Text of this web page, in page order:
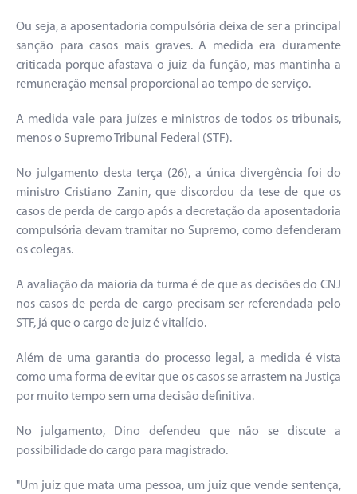
Ou seja, a aposentadoria compulsória deixa de ser a principal
sanção para casos mais graves. A medida era duramente
criticada porque afastava o juiz da função, mas mantinha a
remuneração mensal proporcional ao tempo de serviço.
A medida vale para juízes e ministros de todos os tribunais,
menos o Supremo Tribunal Federal (STF).
No julgamento desta terça (26), a única divergência foi do
ministro Cristiano Zanin, que discordou da tese de que os
casos de perda de cargo após a decretação da aposentadoria
compulsória devam tramitar no Supremo, como defenderam
os colegas.
A avaliação da maioria da turma é de que as decisões do CNJ
nos casos de perda de cargo precisam ser referendada pelo
STF, já que o cargo de juiz é vitalício.
Além de uma garantia do processo legal, a medida é vista
como uma forma de evitar que os casos se arrastem na Justiça
por muito tempo sem uma decisão definitiva.
No julgamento, Dino defendeu que não se discute a
possibilidade do cargo para magistrado.
"Um juiz que mata uma pessoa, um juiz que vende sentença,